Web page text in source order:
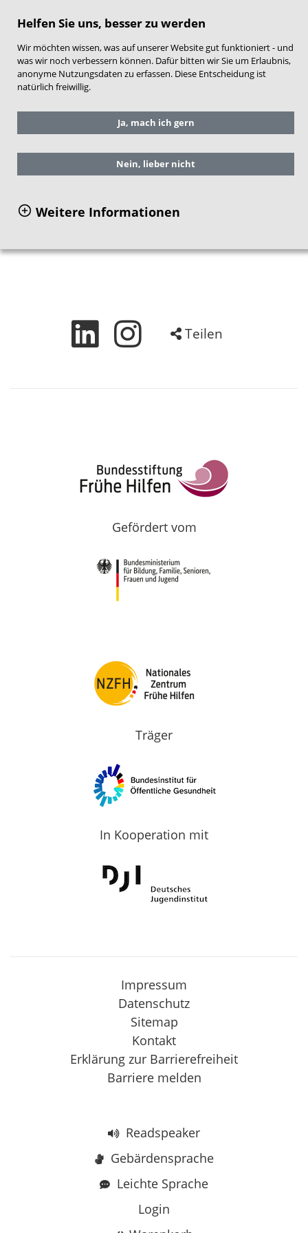
Helfen Sie uns, besser zu werden
Wir möchten wissen, was auf unserer Website gut funktioniert - und
was wir noch verbessern können. Dafür bitten wir Sie um Erlaubnis,
anonyme Nutzungsdaten zu erfassen. Diese Entscheidung ist
natürlich freiwillig.
Ja, mach ich gern
Nein, lieber nicht
Weitere Informationen
Sie befinden sich hier: Service
Materialien des NZFH bestellen
Teilen
Gefördert vom
Träger
In Kooperation mit
Impressum
Datenschutz
Sitemap
Kontakt
Erklärung zur Barrierefreiheit
Barriere melden
Readspeaker
Gebärdensprache
Leichte Sprache
Login